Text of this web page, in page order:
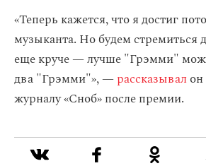
«Теперь кажется, что я достиг
музыканта. Но будем стремиться
еще круче — лучше "Грэмми"
два "Грэмми"», —рассказывал
журналу «Сноб» после премии.